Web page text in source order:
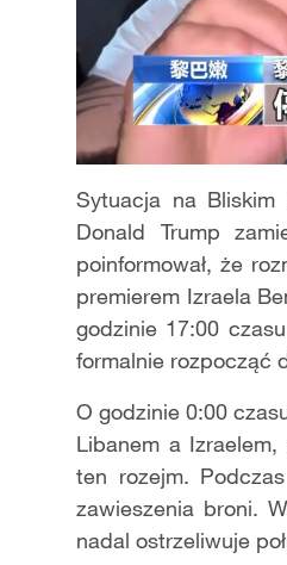
Sytuacja na Bliskim
Donald Trump
poinformował, że
premierem Izraela
godzinie 17:00
formalnie rozpocząć
O godzinie 0:00
Libanem a
ten rozejm.
zawieszenia broni.
nadal ostrzeliwuje